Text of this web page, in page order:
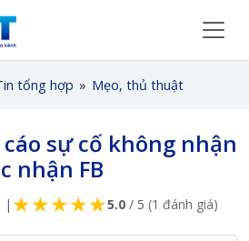
tổng hợp » Mẹo, thủ thuật
cáo sự cố không nhận
nhận FB
| ★
★
★
★
★ 5.0 / 5 (1 đánh giá)